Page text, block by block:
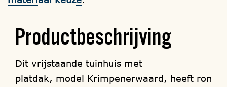
Productbeschrijving
Dit vrijstaande tuinhuis met
platdak, model Krimpenerwaard, heeft